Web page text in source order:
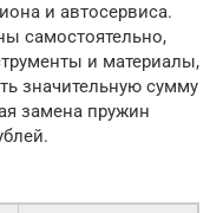
и автосервиса.
самостоятельно,
и материалы,
значительную сумму
замена пружин